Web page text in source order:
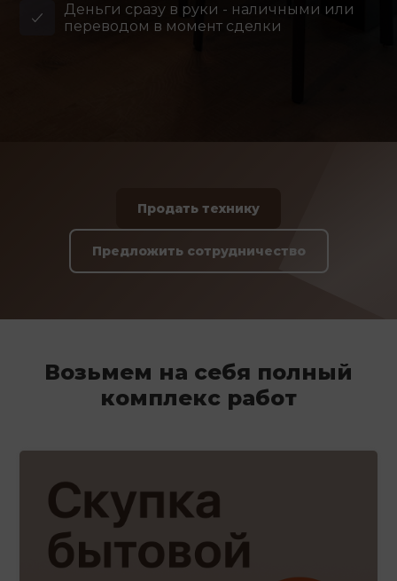
Деньги сразу в руки - наличными или
переводом в момент сделки
Продать технику
Предложить сотрудничество
Возьмем на себя полный
комплекс работ